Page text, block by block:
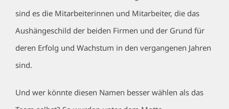
sind es die Mitarbeiterinnen und Mitarbeiter, die das
Aushängeschild der beiden Firmen und der Grund für
deren Erfolg und Wachstum in den vergangenen Jahren
sind.
Und wer könnte diesen Namen besser wählen als das